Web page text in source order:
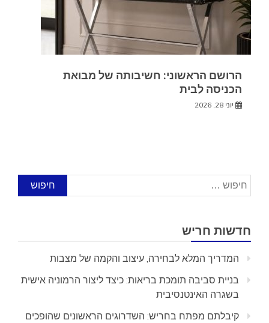
הרושם הראשוני: חשיבותה של מבואת
הכניסה לבית
יוני 28, 2026
חיפוש:
חדשות חריש
המדריך המלא לבחירה, עיצוב והקמה של מצבות
בניית סביבה תומכת בריאות: כיצד ליצור הרמוניה אישית
בשגרה האינטנסיבית
קיבלתם מפתח בחריש: השדרוגים הראשונים שהופכים